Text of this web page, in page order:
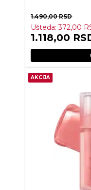
1.490,00RSD
Ušteda:372,00
1.118,00
AKCIJA